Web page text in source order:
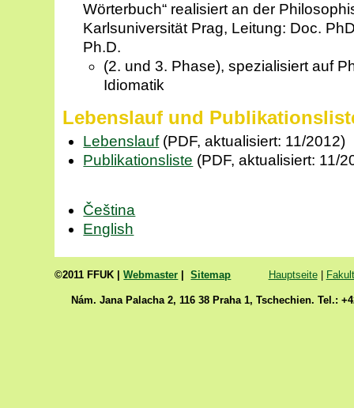
Wörterbuch“ realisiert an der
Karlsuniversität Prag, Leitung: Doc.
Ph.D.
(2. und 3. Phase), spezialisiert auf
Idiomatik
Lebenslauf und
Lebenslauf(PDF, aktualisiert: 11/2012)
Publikationsliste (PDF, aktualisiert: 11/
Čeština
English
©2011 FFUK |Webmaster |Sitemap Hauptseite|
Nám. Jana Palacha 2, 116 38 Praha 1, Tschechien. Tel.: